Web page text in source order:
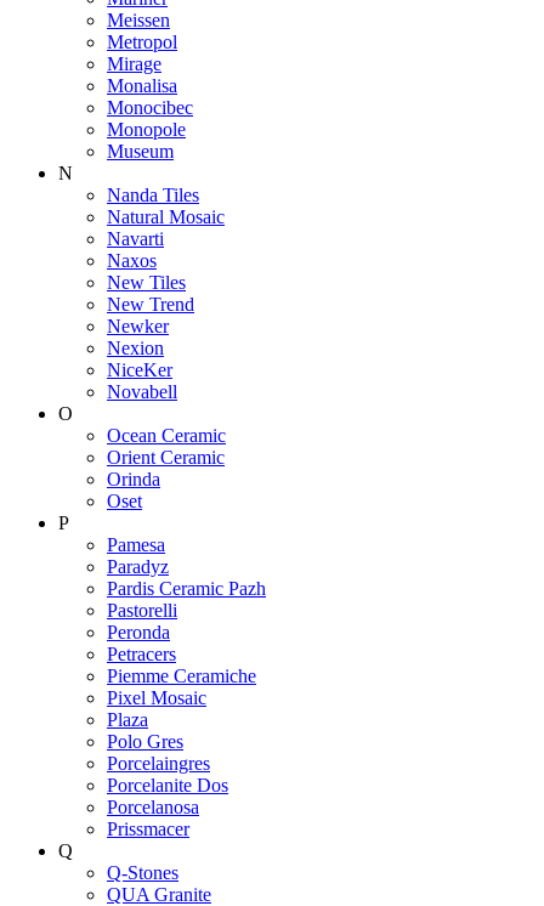
Meissen
Metropol
Mirage
Monalisa
Monocibec
Monopole
Museum
N
Nanda Tiles
Natural Mosaic
Navarti
Naxos
New Tiles
New Trend
Newker
Nexion
NiceKer
Novabell
O
Ocean Ceramic
Orient Ceramic
Orinda
Oset
P
Pamesa
Paradyz
Pardis Ceramic Pazh
Pastorelli
Peronda
Petracers
Piemme Ceramiche
Pixel Mosaic
Plaza
Polo Gres
Porcelaingres
Porcelanite Dos
Porcelanosa
Prissmacer
Q
Q-Stones
QUA Granite